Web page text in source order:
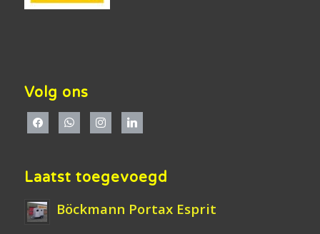
Volg ons
Laatst toegevoegd
Böckmann Portax Esprit